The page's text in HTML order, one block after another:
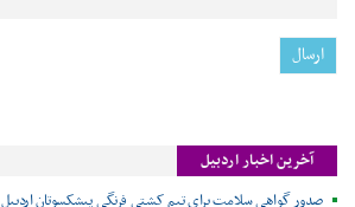
آخرین اخبار اردبیل
صدور گواهی سلامت برای تیم کشتی فرنگی پیشکسوتان اردبیل